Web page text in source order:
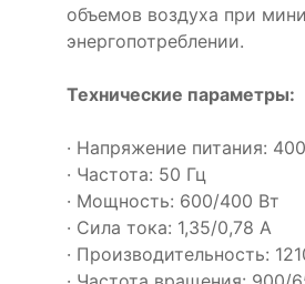
объемов воздуха при
энергопотреблении.
Технические параметры:
· Напряжение питания:
· Частота: 50 Гц
· Мощность: 600/400 Вт
· Сила тока: 1,35/0,78 А
· Производительность: